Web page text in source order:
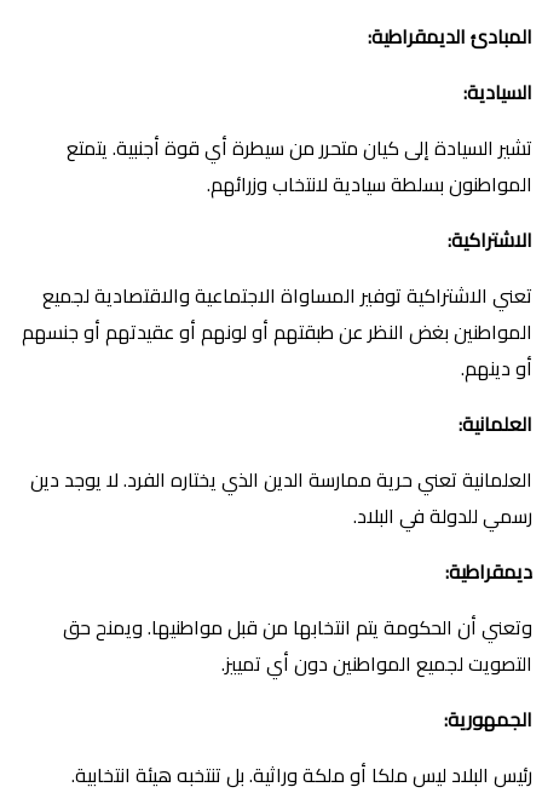
:المبادئ الديمقراطية
السيادية:
تشير السيادة إلى كيان متحرر من سيطرة أي قوة أجنبية. يتمتع
المواطنون بسلطة سيادية لانتخاب وزرائهم.
الاشتراكية:
تعني الاشتراكية توفير المساواة الاجتماعية والاقتصادية لجميع
المواطنين بغض النظر عن طبقتهم أو لونهم أو عقيدتهم أو جنسهم
أو دينهم.
العلمانية:
العلمانية تعني حرية ممارسة الدين الذي يختاره الفرد. لا يوجد دين
رسمي للدولة في البلاد.
ديمقراطية:
وتعني أن الحكومة يتم انتخابها من قبل مواطنيها. ويمنح حق
التصويت لجميع المواطنين دون أي تمييز.
الجمهورية:
رئيس البلاد ليس ملكا أو ملكة وراثية. بل تنتخبه هيئة انتخابية.